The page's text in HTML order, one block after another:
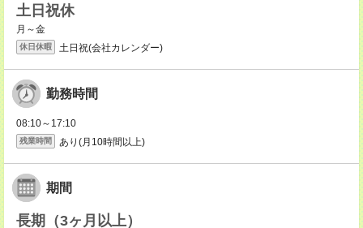
土日祝休
月～金
休日休暇 土日祝(会社カレンダー)
勤務時間
08:10～17:10
残業時間 あり(月10時間以上)
期間
長期（3ヶ月以上）